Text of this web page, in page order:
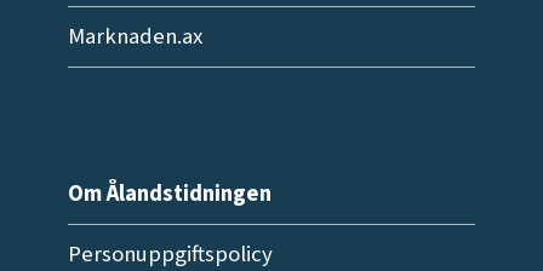
Marknaden.ax
Om Ålandstidningen
Personuppgiftspolicy